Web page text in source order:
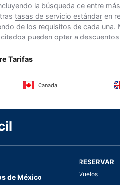
la búsqueda de entre
tasas de servicio estándar en
de los requisitos de cada
pueden optar a
Tarifas
Canada
de México
RESERVAR
Vuelos